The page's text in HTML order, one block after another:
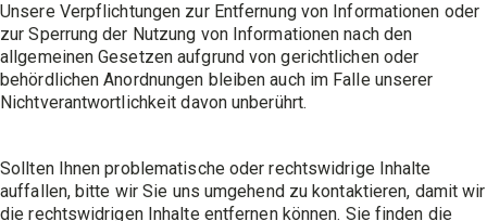
Unsere Verpflichtungen zur Entfernung von Informationen oder
zur Sperrung der Nutzung von Informationen nach den
allgemeinen Gesetzen aufgrund von gerichtlichen oder
behördlichen Anordnungen bleiben auch im Falle unserer
Nichtverantwortlichkeit davon unberührt.
Sollten Ihnen problematische oder rechtswidrige Inhalte
auffallen, bitte wir Sie uns umgehend zu kontaktieren, damit wir
die rechtswidrigen Inhalte entfernen können. Sie finden die